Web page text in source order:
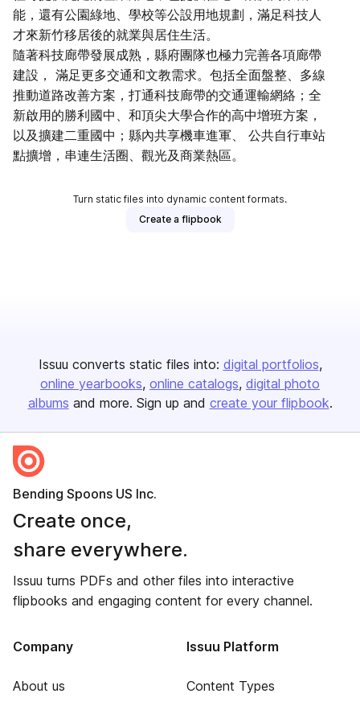
能，還有公園綠地、學校等公設用地規劃，滿足科技人
才來新竹移居後的就業與居住生活。
隨著科技廊帶發展成熟，縣府團隊也極力完善各項廊帶
建設， 滿足更多交通和文教需求。包括全面盤整、多線
推動道路改善方案，打通科技廊帶的交通運輸網絡；全
新啟用的勝利國中、和頂尖大學合作的高中增班方案，
以及擴建二重國中；縣內共享機車進軍、 公共自行車站
點擴增，串連生活圈、觀光及商業熱區。
Turn static files into dynamic content formats.
Create a flipbook
Issuu converts static files into: digital portfolios
online yearbooks online catalogs digital photo
albums and more. Sign up and create your flipbook.
Bending Spoons US Inc.
Create once,
share everywhere.
Issuu turns PDFs and other files into interactive
flipbooks and engaging content for every channel.
Company
About us
Issuu Platform
Content Types